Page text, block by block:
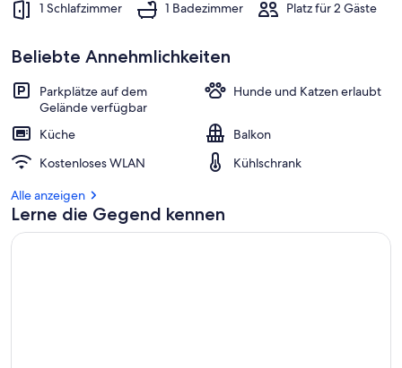
inmitten der Natur
1 Schlafzimmer 1 Badezimmer Platz für 2 Gäste
Beliebte Annehmlichkeiten
Parkplätze auf dem
Gelände verfügbar
Hunde und Katzen erlaubt
Küche
Balkon
Kostenloses WLAN
Kühlschrank
Alle anzeigen
Lerne die Gegend kennen